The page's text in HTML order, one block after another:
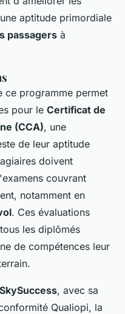
aptitude primordiale
passagers à
ce programme permet
pour le Certificat de
(CCA), une
de leur aptitude
doivent
couvrant
notamment en
. Ces évaluations
les diplômés
de compétences leur
SkySuccess, avec sa
Qualiopi, la